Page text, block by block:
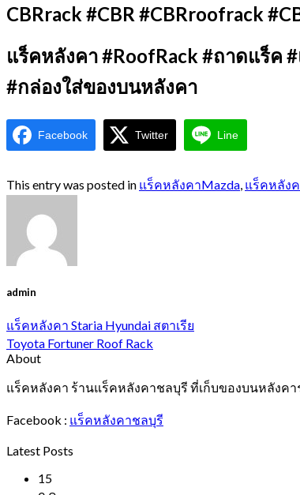
CBRrack #CBR #CBRroofrack
แร็คหลังคา #RoofRack #ถาดแร็ค
#กล่องใส่ของบนหลังคา
Facebook Twitter Line
This entry was posted in แร็คหลังคาMazda แร็คหลัง
admin
แร็คหลังคา Staria Hyundai สตาเรีย
Toyota Fortuner Roof Rack
About
แร็คหลังคา ร้านแร็คหลังคาชลบุรี ที่เก็บของบนหลังคา
Facebook : แร็คหลังคาชลบุรี
Latest Posts
15